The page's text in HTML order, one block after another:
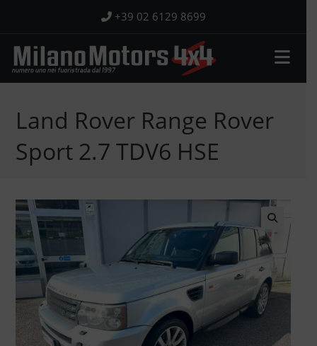
contenuto
+39 02 6129 8699
Land Rover Range Rover
Sport 2.7 TDV6 HSE
🔍